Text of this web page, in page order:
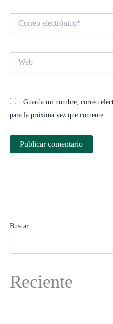
electrónico*
Guarda mi nombre, correo
para la próxima vez que comente.
Buscar
Reciente